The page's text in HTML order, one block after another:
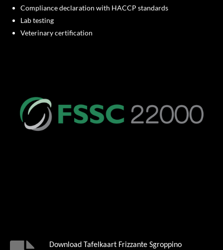
Compliance declaration with HACCP standards
Lab testing
Veterinary certification
Download Tafelkaart Frizzante Sgroppino